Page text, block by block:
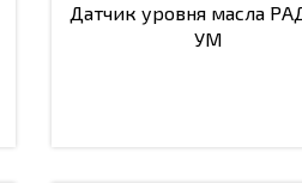
Датчик уровня масла
УМ